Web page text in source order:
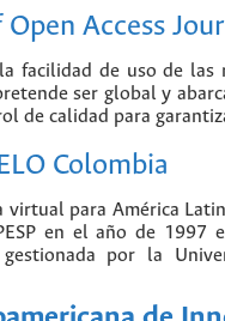
Access
facilidad de uso de las
ser global y
de calidad para
Colombia
virtual para América
en el año de 1997
por la